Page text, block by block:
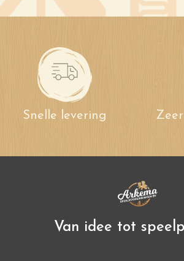
Snelle levering
Van idee tot